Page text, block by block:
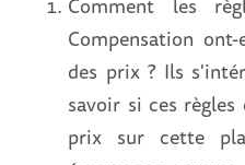
Compensation
des prix ? Ils
savoir si ces
prix sur cette